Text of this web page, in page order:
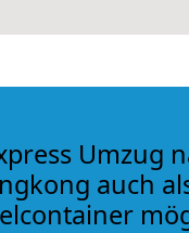
Umzug
auch